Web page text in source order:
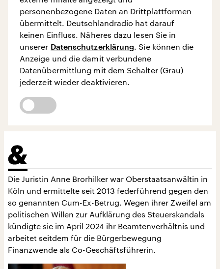
personenbezogene Daten an Drittplattformen
übermittelt. Deutschlandradio hat darauf
keinen Einfluss. Näheres dazu lesen Sie in
unserer Datenschutzerklärung. Sie können die
Anzeige und die damit verbundene
Datenübermittlung mit dem Schalter (Grau)
jederzeit wieder deaktivieren.
Die Juristin Anne Brorhilker war Oberstaatsanwältin in
Köln und ermittelte seit 2013 federführend gegen den
so genannten Cum-Ex-Betrug. Wegen ihrer Zweifel am
politischen Willen zur Aufklärung des Steuerskandals
kündigte sie im April 2024 ihr Beamtenverhältnis und
arbeitet seitdem für die Bürgerbewegung
Finanzwende als Co-Geschäftsführerin.